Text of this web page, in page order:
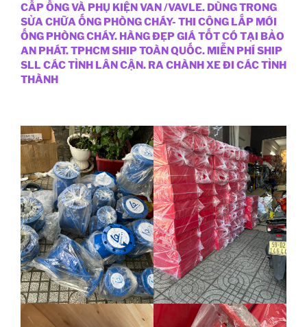
CẤP ỐNG VÀ PHỤ KIỆN VAN /VAVLE. DÙNG TRONG
SỬA CHỮA ỐNG PHÒNG CHÁY- THI CÔNG LẮP MỚI
ỐNG PHÒNG CHÁY. HÀNG ĐẸP GIÁ TỐT CÓ TẠI BẢO
AN PHÁT. TPHCM SHIP TOÀN QUỐC. MIỄN PHÍ SHIP
SLL CÁC TỈNH LÂN CẬN. RA CHÀNH XE ĐI CÁC TỈNH
THÀNH